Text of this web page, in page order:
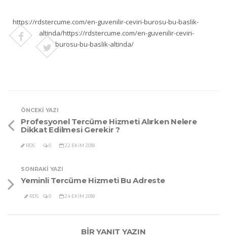
https://rdstercume.com/en-guvenilir-ceviri-burosu-bu-baslik-
altinda/https://rdstercume.com/en-guvenilir-ceviri-
burosu-bu-baslik-altinda/
ÖNCEKI YAZI
Profesyonel Tercüme Hizmeti Alırken Nelere
Dikkat Edilmesi Gerekir ?
RDS 0 22 EKIM 2018
SONRAKI YAZI
Yeminli Tercüme Hizmeti Bu Adreste
RDS 0 24 EKIM 2018
BIR YANIT YAZIN